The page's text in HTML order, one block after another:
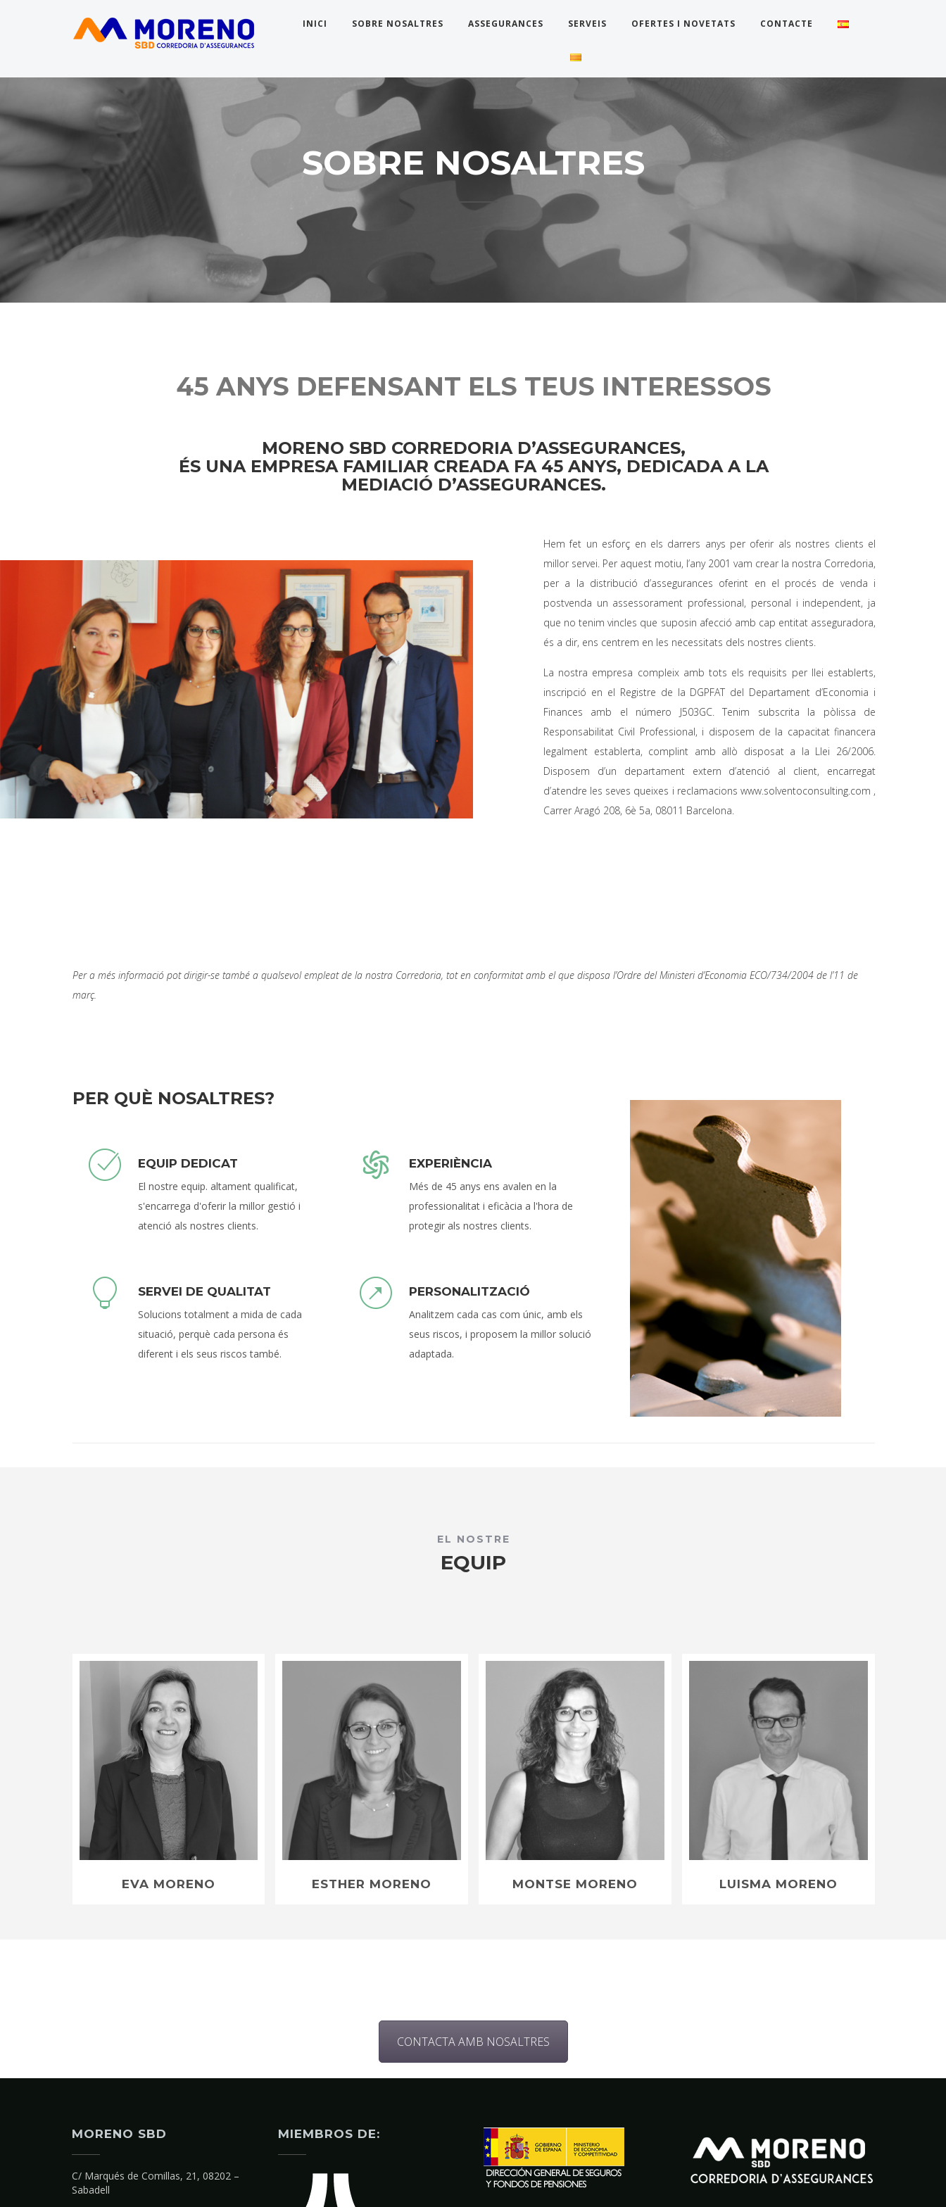
INICI SOBRE NOSALTRES ASSEGURANCES SERVEIS OFERTES I NOVETATS CONTACTE
SOBRE NOSALTRES
45 ANYS DEFENSANT ELS TEUS INTERESSOS
MORENO SBD CORREDORIA D’ASSEGURANCES,
ÉS UNA EMPRESA FAMILIAR CREADA FA 45 ANYS, DEDICADA A LA
MEDIACIÓ D’ASSEGURANCES.
Hem fet un esforç en els darrers anys per oferir als nostres clients el
millor servei. Per aquest motiu, l’any 2001 vam crear la nostra Corredoria,
per a la distribució d’assegurances oferint en el procés de venda i
postvenda un assessorament professional, personal i independent, ja
que no tenim vincles que suposin afecció amb cap entitat asseguradora,
és a dir, ens centrem en les necessitats dels nostres clients.
La nostra empresa compleix amb tots els requisits per llei establerts,
inscripció en el Registre de la DGPFAT del Departament d’Economia i
Finances amb el número J503GC. Tenim subscrita la pòlissa de
Responsabilitat Civil Professional, i disposem de la capacitat financera
legalment establerta, complint amb allò disposat a la Llei 26/2006.
Disposem d’un departament extern d’atenció al client, encarregat
d’atendre les seves queixes i reclamacions www.solventoconsulting.com ,
Carrer Aragó 208, 6è 5a, 08011 Barcelona.
Per a més informació pot dirigir-se també a qualsevol empleat de la nostra Corredoria, tot en conformitat amb el que disposa l’Ordre del Ministeri d’Economia ECO/734/2004 de l’11 de
març.
PER QUÈ NOSALTRES?
EQUIP DEDICAT
El nostre equip. altament qualificat,
s'encarrega d'oferir la millor gestió i
atenció als nostres clients.
EXPERIÈNCIA
Més de 45 anys ens avalen en la
professionalitat i eficàcia a l'hora de
protegir als nostres clients.
SERVEI DE QUALITAT
Solucions totalment a mida de cada
situació, perquè cada persona és
diferent i els seus riscos també.
PERSONALITZACIÓ
Analitzem cada cas com únic, amb els
seus riscos, i proposem la millor solució
adaptada.
EL NOSTRE
EQUIP
EVA MORENO ESTHER MORENO MONTSE MORENO LUISMA MORENO
CONTACTA AMB NOSALTRES
MORENO SBD
C/ Marqués de Comillas, 21, 08202 –
Sabadell
MIEMBROS DE: